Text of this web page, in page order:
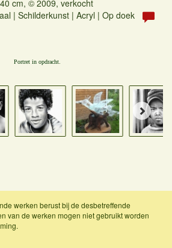
cm, © 2009, verkocht
| Schilderkunst | Acryl | Op doek
Portret in opdracht.
werken berust bij de desbetreffende
van de werken mogen niet gebruikt worden